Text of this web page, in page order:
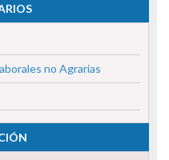
no Agrarias